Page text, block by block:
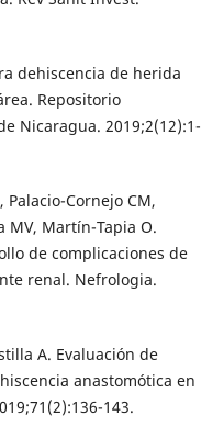
dehiscencia de herida
Repositorio
Nicaragua. 2019;2(12):1-
Palacio-Cornejo CM,
MV, Martín-Tapia O.
de complicaciones de
renal. Nefrologia.
A. Evaluación de
anastomótica en
143.